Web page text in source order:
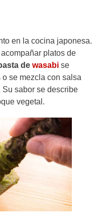
en la cocina japonesa.
platos de
de wasabi se
se mezcla con salsa
sabor se describe
vegetal.